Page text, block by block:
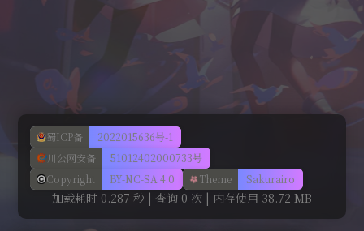
蜀ICP备
2022015636号-1
川公网安备
51012402000733号
Copyright
BY-NC-SA 4.0 Theme Sakurairo
加载耗时 0.287 秒 | 查询 0 次 | 内存使用 38.72 MB